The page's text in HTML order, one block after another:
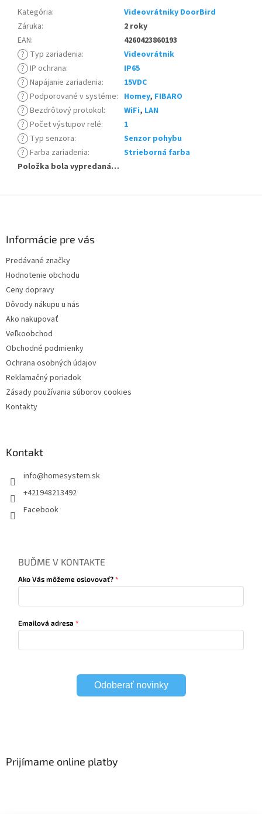
Kategória:
Videovrátniky DoorBird
Záruka:
2 roky
EAN:
4260423860193
? Typ zariadenia:
Videovrátnik
? IP ochrana:
IP65
? Napájanie zariadenia:
15VDC
? Podporované v systéme: Homey, FIBARO
? Bezdrôtový protokol: WiFi, LAN
? Počet výstupov relé:
1
? Typ senzora:
Senzor pohybu
? Farba zariadenia:
Strieborná farba
Položka bola vypredaná…
Informácie pre vás
Predávané značky
Hodnotenie obchodu
Ceny dopravy
Dôvody nákupu u nás
Ako nakupovať
Veľkoobchod
Obchodné podmienky
Ochrana osobných údajov
Reklamačný poriadok
Zásady používania súborov cookies
Kontakty
Kontakt
info@homesystem.sk
+421948213492
Facebook
BUĎME V KONTAKTE
Ako Vás môžeme oslovovať?
Emailová adresa
Odoberať novinky
Prijímame online platby